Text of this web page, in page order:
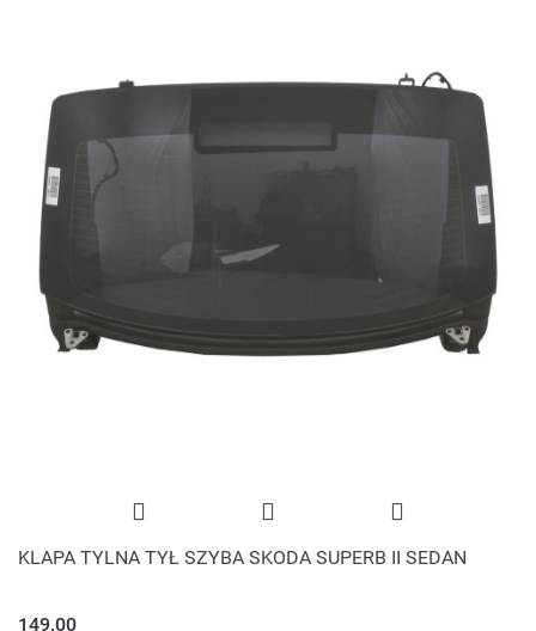
KLAPA TYLNA TYŁ SZYBA SKODA SUPERB II SEDAN
149.00